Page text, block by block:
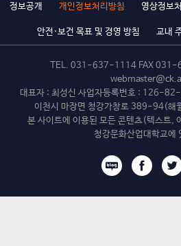
정보공개 개인정보처리방침 영상정보
안전·보건 목표 및 경영 방침 교내
TEL. 031-637-1114 FAX
대표자 : 최성신 사업자등록번호 : 126-
이천시 마장면 청강가창로 389-94(해
본 사이트에 이용된 모든 콘텐츠(텍스트,
청강문화산업대학교에